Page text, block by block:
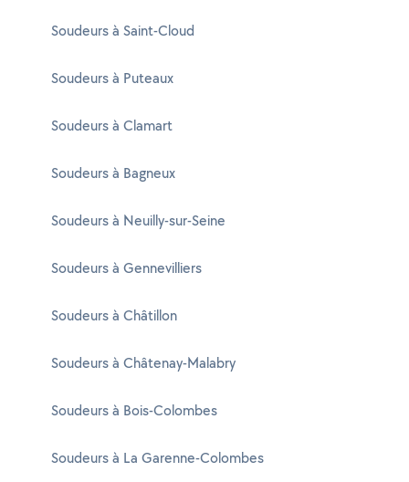
Soudeurs à Saint-Cloud
Soudeurs à Puteaux
Soudeurs à Clamart
Soudeurs à Bagneux
Soudeurs à Neuilly-sur-Seine
Soudeurs à Gennevilliers
Soudeurs à Châtillon
Soudeurs à Châtenay-Malabry
Soudeurs à Bois-Colombes
Soudeurs à La Garenne-Colombes